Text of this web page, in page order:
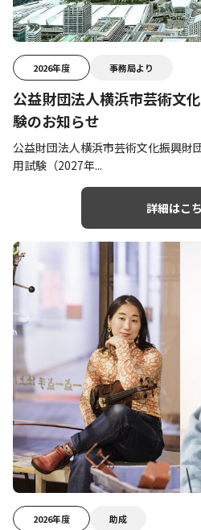
2026年度 事務局より
公益財団法人横浜市芸術文
験のお知らせ
公益財団法人横浜市芸術文化振興財
用試験（2027年...
詳細はこ
2026年度 助成